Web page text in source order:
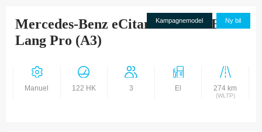
Kampagnemodel Ny bil
Mercedes-Benz eCitan 112 KSV E.
Lang Pro (A3)
Manuel 122 HK 3 El 274 km
(WLTP)